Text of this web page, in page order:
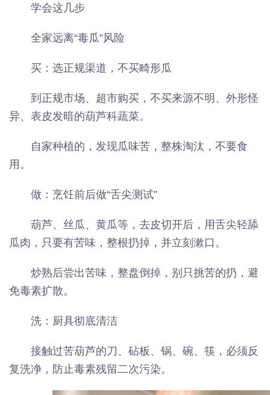
学会这几步
全家远离“毒瓜”风险
买：选正规渠道，不买畸形瓜
到正规市场、超市购买，不买来源不明、外形怪
异、表皮发暗的葫芦科蔬菜。
自家种植的，发现瓜味苦，整株淘汰，不要食
用。
做：烹饪前后做“舌尖测试”
葫芦、丝瓜、黄瓜等，去皮切开后，用舌尖轻舔
瓜肉，只要有苦味，整根扔掉，并立刻漱口。
炒熟后尝出苦味，整盘倒掉，别只挑苦的扔，避
免毒素扩散。
洗：厨具彻底清洁
接触过苦葫芦的刀、砧板、锅、碗、筷，必须反
复洗净，防止毒素残留二次污染。